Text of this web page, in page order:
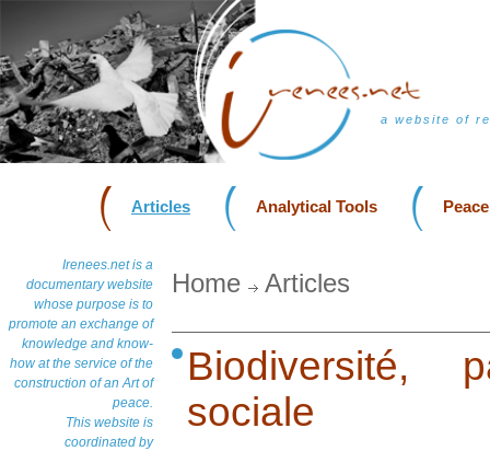
a website of
Articles Analytical Tools
Irenees.net is a
documentary website
whose purpose is to
promote an exchange of
knowledge and know-
how at the service of the
construction of an Art of
peace.
This website is
coordinated by
Home Articles
Biodiversité,
sociale